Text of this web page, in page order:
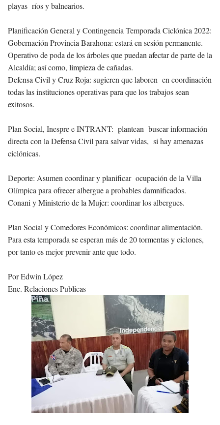
playas ríos y balnearios.
Planificación General y Contingencia Temporada Ciclónica 2022:
Gobernación Provincia Barahona: estará en sesión permanente.
Operativo de poda de los árboles que puedan afectar de parte de la
Alcaldía; así como, limpieza de cañadas.
Defensa Civil y Cruz Roja: sugieren que laboren en coordinación
todas las instituciones operativas para que los trabajos sean
exitosos.
Plan Social, Inespre e INTRANT: plantean buscar información
directa con la Defensa Civil para salvar vidas, si hay amenazas
ciclónicas.
Deporte: Asumen coordinar y planificar ocupación de la Villa
Olímpica para ofrecer albergue a probables damnificados.
Conani y Ministerio de la Mujer: coordinar los albergues.
Plan Social y Comedores Económicos: coordinar alimentación.
Para esta temporada se esperan más de 20 tormentas y ciclones,
por tanto es mejor prevenir ante que todo.
Por Edwin López
Enc. Relaciones Publicas